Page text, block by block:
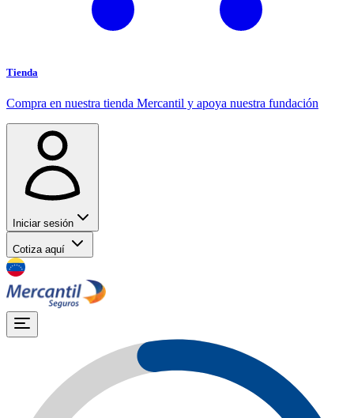
Tienda
Compra en nuestra tienda Mercantil y apoya nuestra fundación
Iniciar sesión
Cotiza aquí